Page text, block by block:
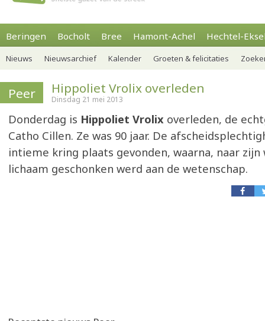
Beringen Bocholt Bree Hamont-Achel Hechtel-
Nieuws Nieuwsarchief Kalender Groeten & felicitaties
Peer Hippoliet Vrolix overleden
Dinsdag 21 mei 2013
Donderdag is Hippoliet Vrolix overleden, de
Catho Cillen. Ze was 90 jaar. De
intieme kring plaats gevonden, waarna, naar zijn
lichaam geschonken werd aan de wetenschap.